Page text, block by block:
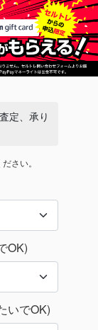
定、承り
さい。
OK)
いでOK)